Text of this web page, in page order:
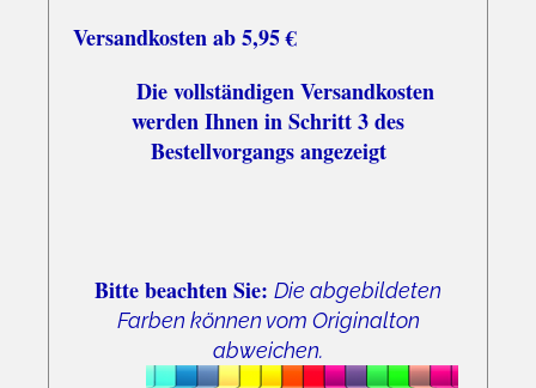
Versandkosten ab 5,95 €
Die vollständigen Versandkosten
werden Ihnen in Schritt 3 des
Bestellvorgangs angezeigt
Bitte beachten Sie: Die abgebildeten
Farben können vom Originalton
abweichen.